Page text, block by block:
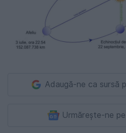
Adaugă-ne ca sursă
Urmărește-ne